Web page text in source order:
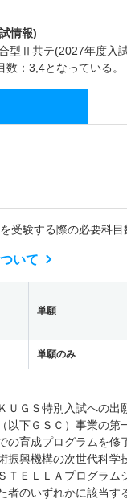
情報)
型Ⅱ共テ(2027年度入
：3,4となっている。
受験する際の必要科目
いて
単願
単願のみ
ＵＧＳ特別入試への
以下ＧＳＣ）事業の
の育成プログラムを
振興機構の次世代科
ＴＥＬＬＡプログラ
のいずれかに該当す